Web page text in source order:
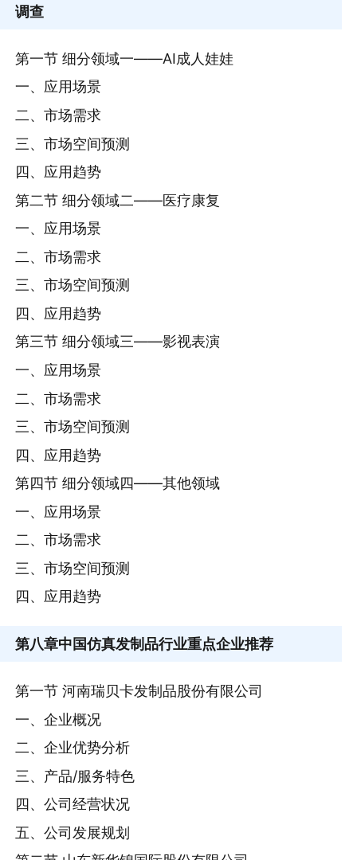
调查
第一节 细分领域一——AI成人娃娃
一、应用场景
二、市场需求
三、市场空间预测
四、应用趋势
第二节 细分领域二——医疗康复
一、应用场景
二、市场需求
三、市场空间预测
四、应用趋势
第三节 细分领域三——影视表演
一、应用场景
二、市场需求
三、市场空间预测
四、应用趋势
第四节 细分领域四——其他领域
一、应用场景
二、市场需求
三、市场空间预测
四、应用趋势
第八章中国仿真发制品行业重点企业推荐
第一节 河南瑞贝卡发制品股份有限公司
一、企业概况
二、企业优势分析
三、产品/服务特色
四、公司经营状况
五、公司发展规划